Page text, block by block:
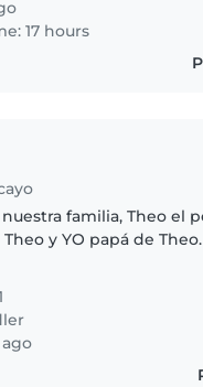
17 hours
familia, Theo el
y YO papá de